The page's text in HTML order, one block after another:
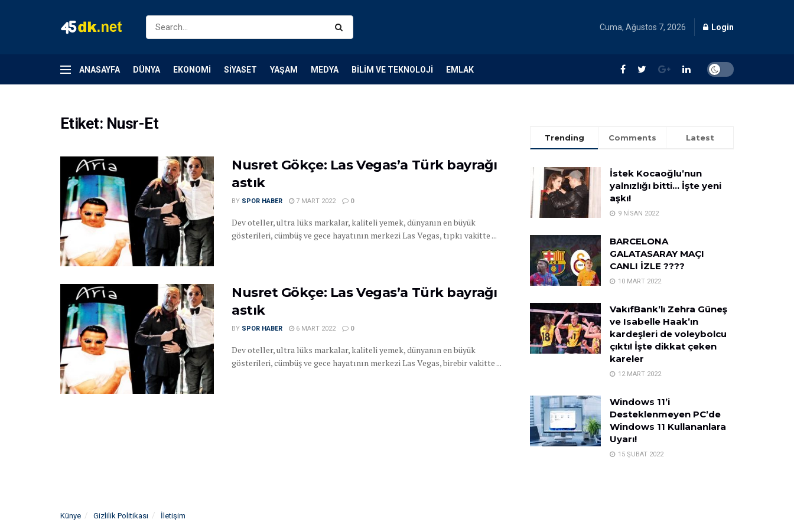
Cuma, Ağustos 7, 2026 Login
ANASAYFA DÜNYA EKONOMI SIYASET YAŞAM MEDYA BILIM VE TEKNOLOJI EMLAK
Etiket: Nusr-Et
Nusret Gökçe: Las Vegas’a Türk bayrağı
astık
BY SPOR HABER 7 MART 2022 0
Dev oteller, ultra lüks markalar, kaliteli yemek, dünyanın en büyük
gösterileri, cümbüş ve gece hayatının merkezi Las Vegas, tıpkı vakitte ...
Nusret Gökçe: Las Vegas’a Türk bayrağı
astık
BY SPOR HABER 6 MART 2022 0
Dev oteller, ultra lüks markalar, kaliteli yemek, dünyanın en büyük
gösterileri, cümbüş ve gece hayatının merkezi Las Vegas, birebir vakitte ...
Trending Comments Latest
İstek Kocaoğlu’nun
yalnızlığı bitti… İşte yeni
aşkı!
9 NISAN 2022
BARCELONA
GALATASARAY MAÇI
CANLI İZLE ????
10 MART 2022
VakıfBank’lı Zehra Güneş
ve Isabelle Haak’ın
kardeşleri de voleybolcu
çıktı! İşte dikkat çeken
kareler
12 MART 2022
Windows 11’i
Desteklenmeyen PC’de
Windows 11 Kullananlara
Uyarı!
15 ŞUBAT 2022
Künye Gizlilik Politikası İletişim